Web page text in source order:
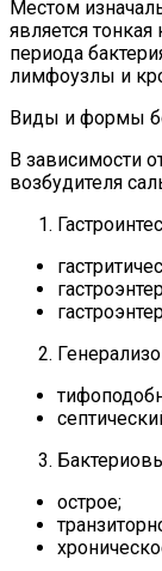
Местом
является
периода
лимфоузлы и
Виды и формы
В зависимости
возбудителя
острое;